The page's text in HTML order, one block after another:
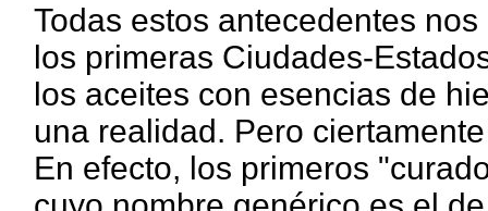
Todas estos antecedentes
los primeras Ciudades-
los aceites con esencias de
una realidad. Pero
En efecto, los primeros